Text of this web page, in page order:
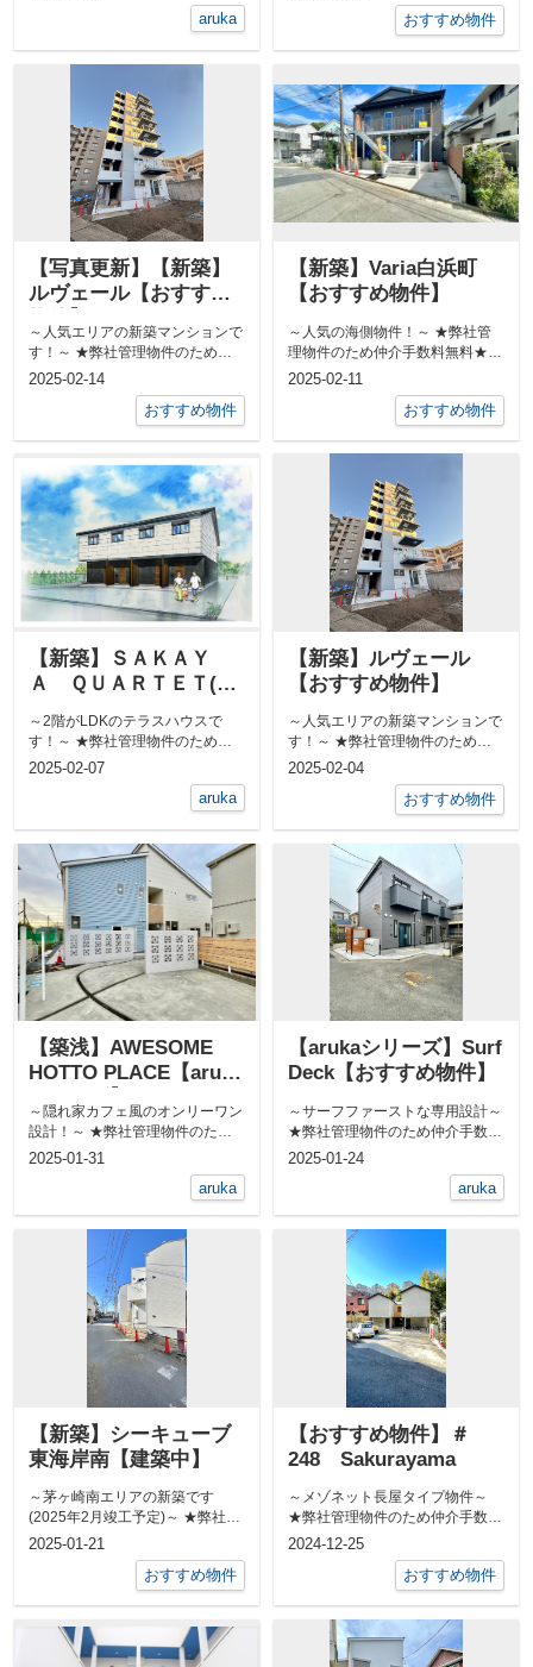
aruka
おすすめ物件
【写真更新】【新築】
ルヴェール【おすすめ
～人気エリアの新築マンションで
す！～ ★弊社管理物件のため仲
2025-02-14
おすすめ物件
【新築】Varia白浜町
【おすすめ物件】
～人気の海側物件！～ ★弊社管
理物件のため仲介手数料無料★ 1
階のお部屋は専用庭がありま...
2025-02-11
おすすめ物件
【新築】ＳＡＫＡＹ
Ａ ＱＵＡＲＴＥＴ(工
ズ】
～2階がLDKのテラスハウスで
す！～ ★弊社管理物件のため仲
2025-02-07
aruka
【新築】ルヴェール
【おすすめ物件】
～人気エリアの新築マンションで
す！～ ★弊社管理物件のため仲
2025-02-04
おすすめ物件
【築浅】AWESOME
HOTTO PLACE【aruka
～隠れ家カフェ風のオンリーワン
設計！～ ★弊社管理物件のため
2025-01-31
aruka
【arukaシリーズ】Surf
Deck【おすすめ物件】
～サーフファーストな専用設計～
★弊社管理物件のため仲介手数料
無料★ 敷地内に屋外シャワ...
2025-01-24
aruka
【新築】シーキューブ
東海岸南【建築中】
～茅ヶ崎南エリアの新築です
(2025年2月竣工予定)～ ★弊社管
理物件のため仲介手数料無料★ ...
2025-01-21
おすすめ物件
【おすすめ物件】＃
248 Sakurayama
～メゾネット長屋タイプ物件～
★弊社管理物件のため仲介手数料
無料★ 海にも山にもアクセス...
2024-12-25
おすすめ物件